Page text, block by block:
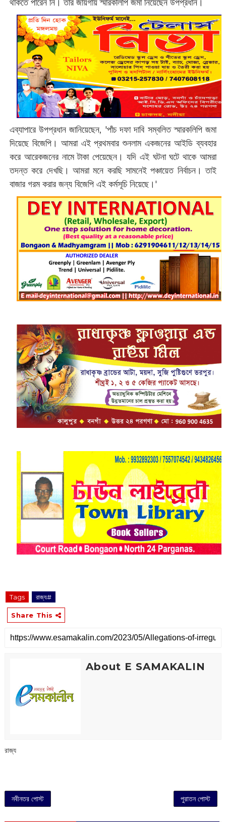
থাকতে পারেন নি। তাঁর জায়গায় স্মারকলিপি জমা নিয়েছেন উপপ্রধান।
এব্যাপারে উপপ্রধান জানিয়েছেন, 'পাঁচ দফা দাবি সম্বলিত স্মারকলিপি জমা
দিয়েছে বিজেপি। আমরা এই প্রথমবার শুনলাম একজনের আইডি ব্যবহার
করে আরেকজনের নামে টাকা পেয়েছেন। যদি এই ঘটনা ঘটে থাকে আমরা
তদন্ত করে দেখছি। আমরা মনে করছি সামনেই পঞ্চায়েত নির্বাচন। তাই
বাজার গরম করার জন্য বিজেপি এই কর্মসূচি নিয়েছে।'‌
Tags রাজ্য#
Share This
About E SAMAKALIN
রাজ্য
নবীনতর পোস্ট পুরাতন পোস্ট